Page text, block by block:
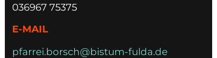
036967 75375
E-MAIL
pfarrei.borsch@bistum-fulda.de